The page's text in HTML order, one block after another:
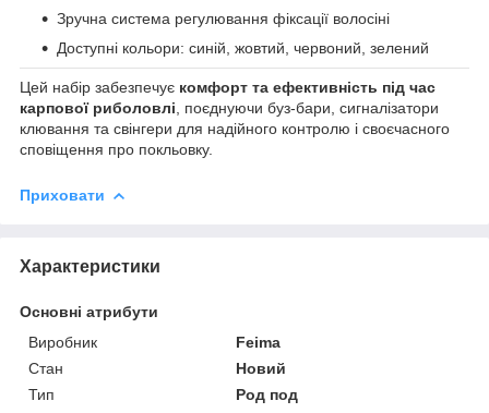
Зручна система регулювання фіксації волосіні
Доступні кольори: синій, жовтий, червоний, зелений
Цей набір забезпечує комфорт та ефективність під час
карпової риболовлі , поєднуючи буз-бари, сигналізатори
клювання та свінгери для надійного контролю і своєчасного
сповіщення про покльовку.
Приховати
Характеристики
Основні атрибути
Виробник
Feima
Стан
Новий
Тип
Род под